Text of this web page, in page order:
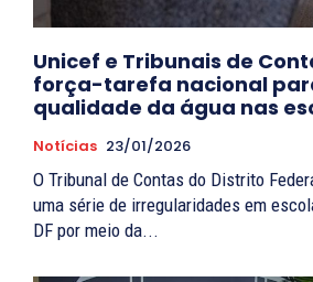
Unicef e Tribunais de
força-tarefa nacional
qualidade da água nas
Notícias 23/01/2026
O Tribunal de Contas do Distrito
uma série de irregularidades em
DF por meio da...